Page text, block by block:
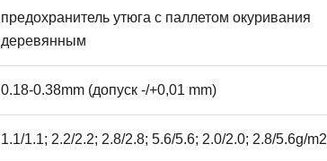
предохранитель утюга с паллетом окуривания
деревянным
0.18-0.38mm (допуск -/+0,01 mm)
1.1/1.1; 2.2/2.2; 2.8/2.8; 5.6/5.6; 2.0/2.0; 2.8/5.6g/m2